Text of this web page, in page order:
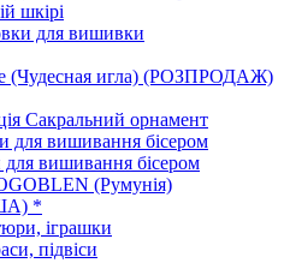
шкірі
для вишивки
(Чудесная игла) (РОЗПРОДАЖ)
Сакральний орнамент
для вишивання бісером
вишивання бісером
(Румунія)
*
іграшки
підвіси